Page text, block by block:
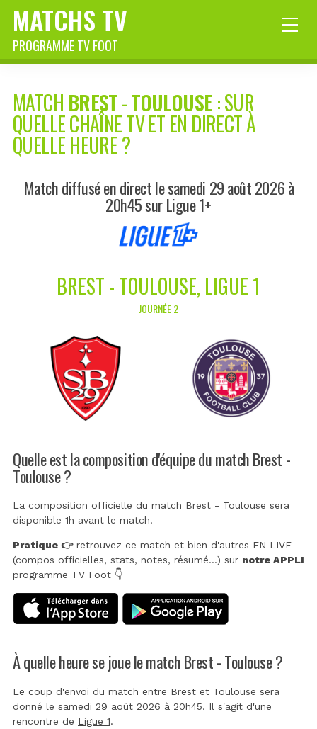
MATCHS TV
PROGRAMME TV FOOT
MATCH BREST-TOULOUSE: SUR
QUELLE CHAÎNE TV ET EN DIRECT À
QUELLE HEURE ?
Match diffusé en direct le samedi 29 août 2026 à
20h45 sur Ligue 1+
BREST - TOULOUSE, LIGUE 1
JOURNÉE 2
Quelle est la composition d'équipe du match Brest -
Toulouse ?
La composition officielle du match Brest - Toulouse sera
disponible 1h avant le match.
Pratique 👉retrouvez ce match et bien d'autres EN LIVE
(compos officielles, stats, notes, résumé...) sur notre APPLI
programme TV Foot 👇
À quelle heure se joue le match Brest - Toulouse ?
Le coup d'envoi du match entre Brest et Toulouse sera
donné le samedi 29 août 2026 à 20h45. Il s'agit d'une
rencontre de Ligue 1.